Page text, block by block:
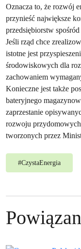
Oznacza to, że rozwój
przynieść największe
przedsiębiorstw
Jeśli rząd chce
istotne jest
środowiskowych dla
zachowaniem
Konieczne jest także
bateryjnego
zaprzestanie
rozwoju
tworzonych przez
#CzystaEnergia